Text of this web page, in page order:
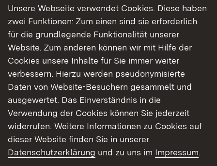
Stellen. Die beruflichen Schulen und
allgemeinbildenden Gymnasien erhalten
zusammen zusätzliche 16 Stellen. Darüber hinaus
stehen 66 Stellen für Abordnungen gymnasialer
Lehrkräfte an Schulen der Sekundarstufe I und
beruflichen Schulen zur Verfügung. Von letzteren
konnten zum Schuljahresbeginn bis jetzt zwölf
Stellen besetzt werden.
„Wir arbeiten unter Hochdruck an der Besetzung
dieser zusätzlichen Stellen. Ob dies gelingt,
hängt auch von der Bereitschaft der
Unsere Webseite verwendet Cookies. Diese haben
zwei Funktionen: Zum einen sind sie erforderlich
für die grundlegende Funktionalität unserer
Website. Zum anderen können wir mit Hilfe der
Cookies unsere Inhalte für Sie immer weiter
verbessern. Hierzu werden pseudonymisierte
Daten von Website-Besuchern gesammelt und
ausgewertet. Das Einverständnis in die
Verwendung der Cookies können Sie jederzeit
widerrufen. Weitere Informationen zu Cookies auf
dieser Website finden Sie in unserer
Datenschutzerklärung und zu uns im Impressum.